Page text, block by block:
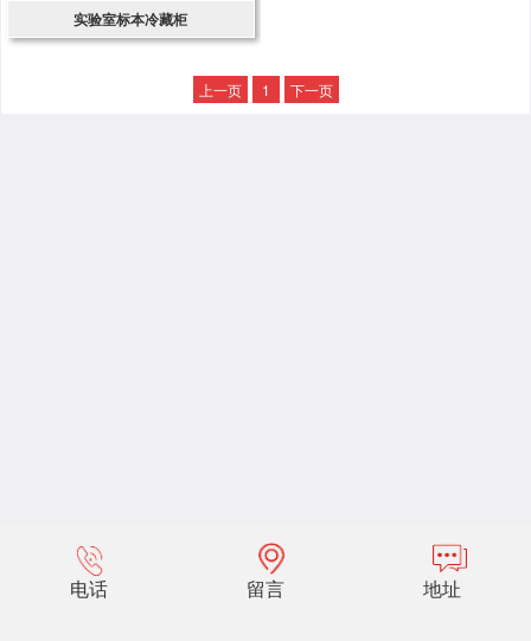
实验室标本冷藏柜
上一页 1 下一页
电话 留言 地址